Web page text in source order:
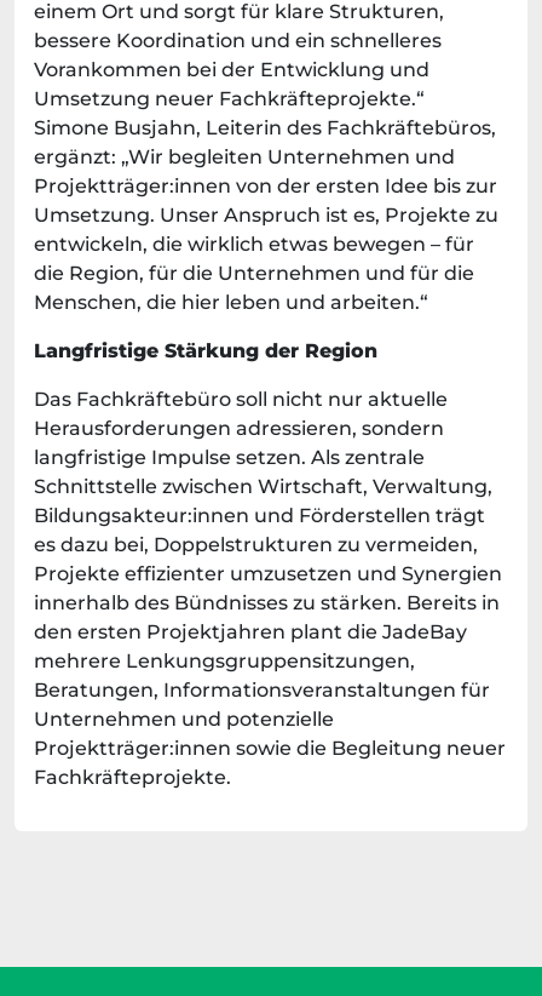
einem Ort und sorgt für klare Strukturen,
bessere Koordination und ein schnelleres
Vorankommen bei der Entwicklung und
Umsetzung neuer Fachkräfteprojekte.“
Simone Busjahn, Leiterin des Fachkräftebüros,
ergänzt: „Wir begleiten Unternehmen und
Projektträger:innen von der ersten Idee bis zur
Umsetzung. Unser Anspruch ist es, Projekte zu
entwickeln, die wirklich etwas bewegen – für
die Region, für die Unternehmen und für die
Menschen, die hier leben und arbeiten.“
Langfristige Stärkung der Region
Das Fachkräftebüro soll nicht nur aktuelle
Herausforderungen adressieren, sondern
langfristige Impulse setzen. Als zentrale
Schnittstelle zwischen Wirtschaft, Verwaltung,
Bildungsakteur:innen und Förderstellen trägt
es dazu bei, Doppelstrukturen zu vermeiden,
Projekte effizienter umzusetzen und Synergien
innerhalb des Bündnisses zu stärken. Bereits in
den ersten Projektjahren plant die JadeBay
mehrere Lenkungsgruppensitzungen,
Beratungen, Informationsveranstaltungen für
Unternehmen und potenzielle
Projektträger:innen sowie die Begleitung neuer
Fachkräfteprojekte.